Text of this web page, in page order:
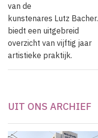
van de
kunstenares Lutz Bacher.
biedt een uitgebreid
overzicht van vijftig jaar
artistieke praktijk.
UIT ONS ARCHIEF